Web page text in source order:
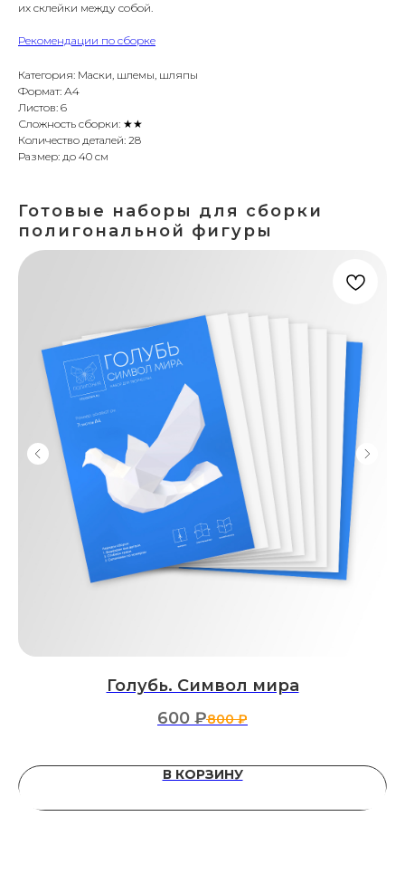
их склейки между собой.
Рекомендации по сборке
Категория: Маски, шлемы, шляпы
Формат: А4
Листов: 6
Сложность сборки: ★★
Количество деталей: 28
Размер: до 40 см
Готовые наборы для сборки
полигональной фигуры
Голубь. Символ мира
600 ₽800 ₽
В КОРЗИНУ